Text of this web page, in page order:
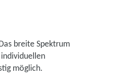
breite Spektrum
möglich.